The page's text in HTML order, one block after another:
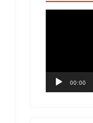
ヤ
00:00